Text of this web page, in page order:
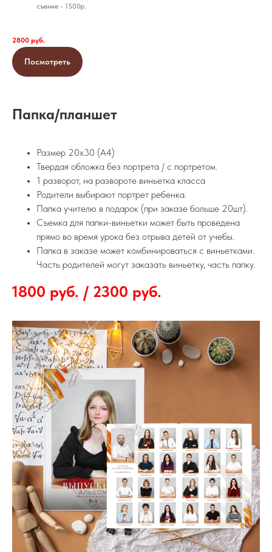
съемке - 1500р.
2800 руб.
Посмотреть
Папка/планшет
Размер 20х30 (А4)
Твердая обложка без портрета / с портретом.
1 разворот, на развороте виньетка класса
Родители выбирают портрет ребенка.
Папка учителю в подарок (при заказе больше 20шт).
Съемка для папки-виньетки может быть проведена
прямо во время урока без отрыва детей от учебы.
Папка в заказе может комбинироваться с виньетками.
Часть родителей могут заказать виньетку, часть папку.
1800 руб. / 2300 руб.